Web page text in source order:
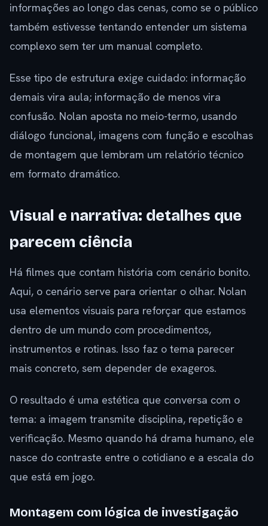
informações ao longo das cenas, como se o público
também estivesse tentando entender um sistema
complexo sem ter um manual completo.
Esse tipo de estrutura exige cuidado: informação
demais vira aula; informação de menos vira
confusão. Nolan aposta no meio-termo, usando
diálogo funcional, imagens com função e escolhas
de montagem que lembram um relatório técnico
em formato dramático.
Visual e narrativa: detalhes que
parecem ciência
Há filmes que contam história com cenário bonito.
Aqui, o cenário serve para orientar o olhar. Nolan
usa elementos visuais para reforçar que estamos
dentro de um mundo com procedimentos,
instrumentos e rotinas. Isso faz o tema parecer
mais concreto, sem depender de exageros.
O resultado é uma estética que conversa com o
tema: a imagem transmite disciplina, repetição e
verificação. Mesmo quando há drama humano, ele
nasce do contraste entre o cotidiano e a escala do
que está em jogo.
Montagem com lógica de investigação